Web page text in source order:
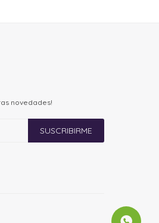
novedades!
SUSCRIBIRME